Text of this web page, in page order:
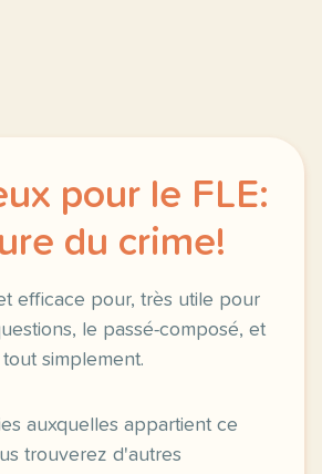
pour le FLE:
du crime!
efficace pour, très utile pour
le passé-composé, et
simplement.
auxquelles appartient ce
trouverez d'autres